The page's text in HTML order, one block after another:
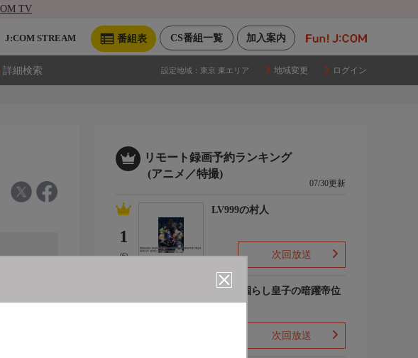
TV
加入案内
CS番組一覧
番組表
J:COM STREAM
詳細検索 設定地域： 東京 東エリア 地域変更 ログイン
リモート録画予約ランキング
(アニメ／特撮)
07/30更新
1
(6)
LV999の村人
次回放送
最強出涸らし皇子の暗躍帝位
次回放送